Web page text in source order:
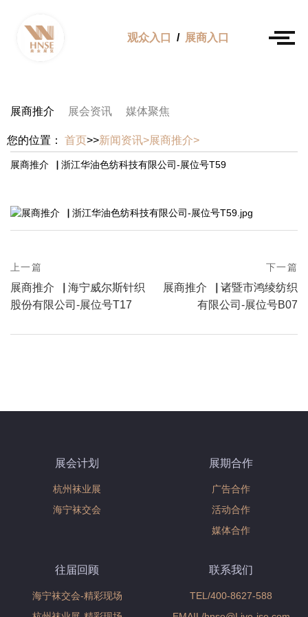
观众入口 / 展商入口
展商推介 展会资讯 媒体聚焦
您的位置： 首页>>新闻资讯>展商推介>
展商推介▕ 浙江华油色纺科技有限公司-展位号T59
Post
navigation
上一篇
postPrevious
page
展商推介▕ 海宁威尔斯针织
股份有限公司-展位号T17
下一篇
next
postNext
展商推介▕ 诸暨市鸿绫纺织
有限公司-展位号B07
展会计划
杭州袜业展
海宁袜交会
展期合作
广告合作
活动合作
媒体合作
往届回顾
海宁袜交会-精彩现场
联系我们
TEL/400-8627-588